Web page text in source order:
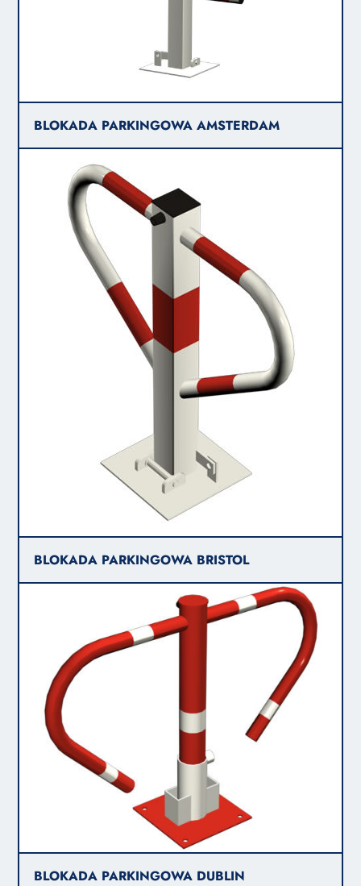
BLOKADA PARKINGOWA AMSTERDAM
BLOKADA PARKINGOWA BRISTOL
BLOKADA PARKINGOWA DUBLIN